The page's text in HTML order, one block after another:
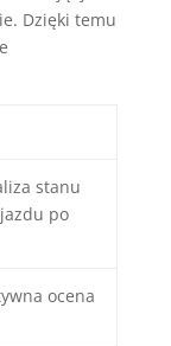
Dzięki temu
stanu
po
ocena